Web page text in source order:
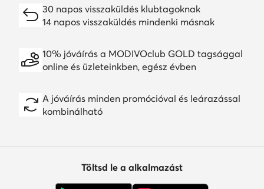
30 napos visszaküldés klubtagoknak
14 napos visszaküldés mindenki másnak
10% jóváírás a MODIVOclub GOLD tagsággal
online és üzleteinkben, egész évben
A jóváírás minden promócióval és leárazással
kombinálható
Töltsd le a alkalmazást